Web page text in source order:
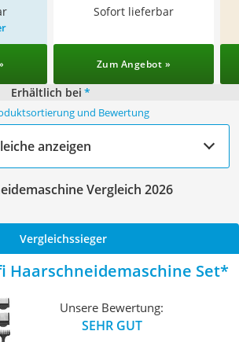
Sofort lieferbar
Zum Angebot »
Erhältlich bei *
und Bewertung
anzeigen
Vergleich 2026
Vergleichssieger
Haarschneidemaschine Set
Unsere Bewertung:
SEHR GUT